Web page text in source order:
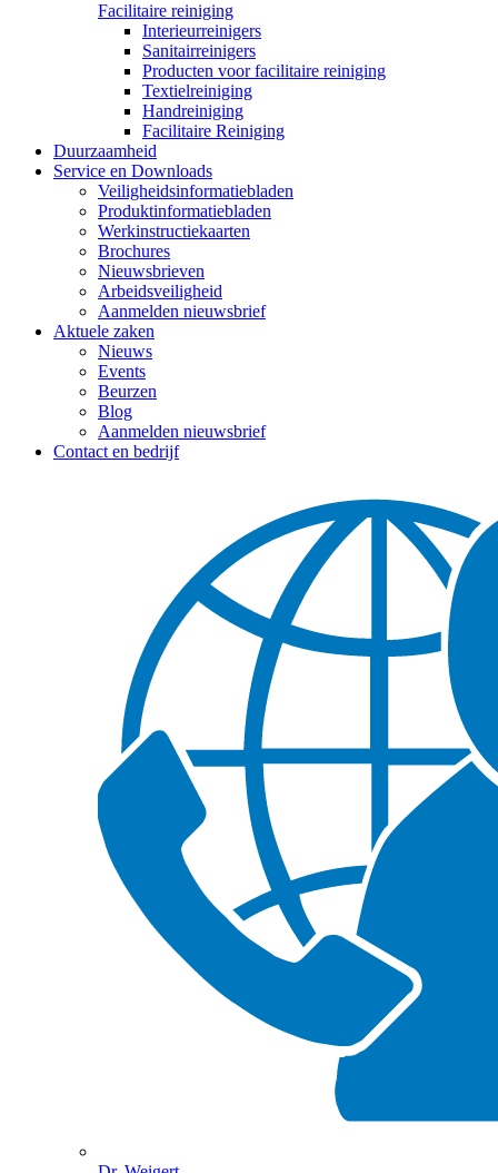
Facilitaire reiniging
Interieurreinigers
Sanitairreinigers
Producten voor facilitaire reiniging
Textielreiniging
Handreiniging
Facilitaire Reiniging
Duurzaamheid
Service en Downloads
Veiligheidsinformatiebladen
Produktinformatiebladen
Werkinstructiekaarten
Brochures
Nieuwsbrieven
Arbeidsveiligheid
Aanmelden nieuwsbrief
Aktuele zaken
Nieuws
Events
Beurzen
Blog
Aanmelden nieuwsbrief
Contact en bedrijf